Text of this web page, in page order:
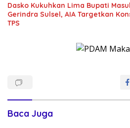
Dasko Kukuhkan Lima Bupati
Gerindra Sulsel, AIA Targetkan
TPS
Baca Juga